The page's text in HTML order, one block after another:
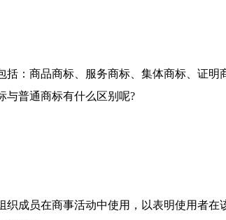
商品商标、服务商标、集体商标、证明
与普通商标有什么区别呢?
员在商事活动中使用，以表明使用者在